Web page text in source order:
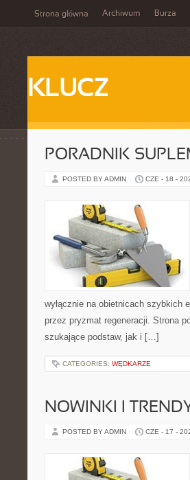
Strona główna Archiwum Burza
KLUCZ
PORADNIK
POSTED BY ADMIN CZE - 18 -
wyłącznie na obietnicach szybkich
przez pryzmat regeneracji. Strona
szukające podstaw, jak i […]
CATEGORIES: WĘDKARZE
NOWINKI I
POSTED BY ADMIN CZE - 17 -